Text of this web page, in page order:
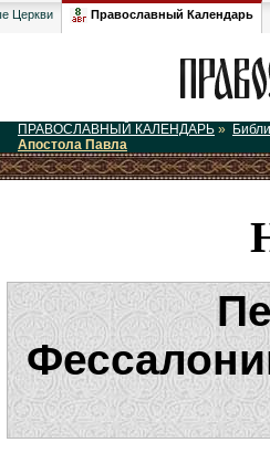
Церкви Православный Календарь
ПРАВОСЛАВНЫЙ КАЛЕНДАРЬ »
Апостола Павла